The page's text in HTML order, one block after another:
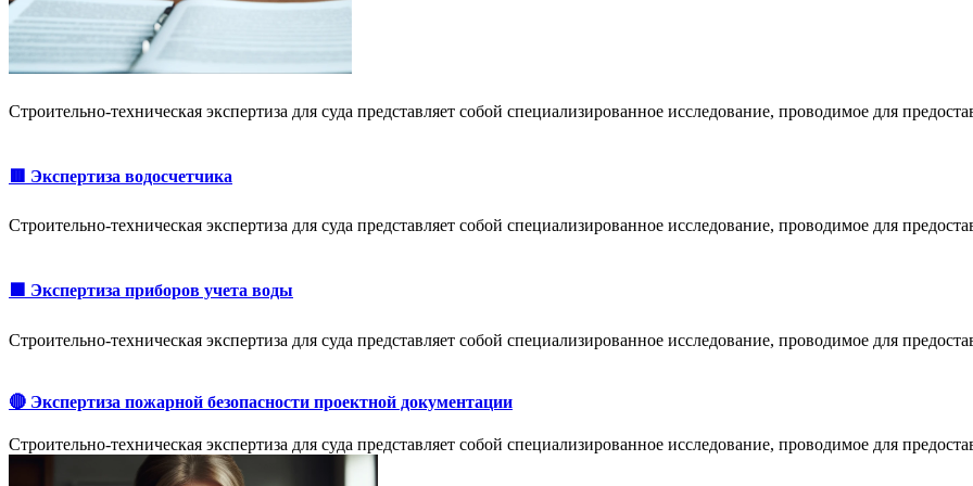
Строительно-техническая экспертиза для суда представляет собой специализированное исследование, проводимое для
🟥 Экспертиза водосчетчика
Строительно-техническая экспертиза для суда представляет собой специализированное исследование, проводимое для
🟩 Экспертиза приборов учета воды
Строительно-техническая экспертиза для суда представляет собой специализированное исследование, проводимое для
🔴 Экспертиза пожарной безопасности проектной документации
Строительно-техническая экспертиза для суда представляет собой специализированное исследование, проводимое для